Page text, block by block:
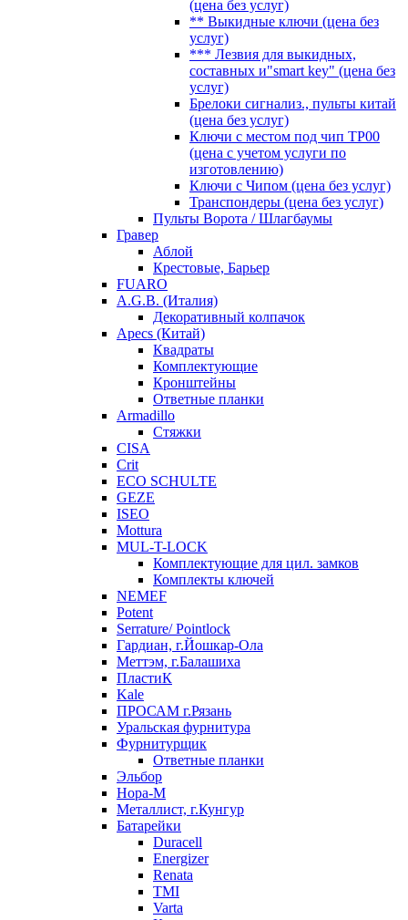
(цена без услуг)
** Выкидные ключи (цена без
услуг)
*** Лезвия для выкидных,
составных и"smart key" (цена без
услуг)
Брелоки сигнализ., пульты китай
(цена без услуг)
Ключи с местом под чип TP00
(цена с учетом услуги по
изготовлению)
Ключи с Чипом (цена без услуг)
Транспондеры (цена без услуг)
Пульты Ворота / Шлагбаумы
Гравер
Аблой
Крестовые, Барьер
FUARO
A.G.B. (Италия)
Декоративный колпачок
Apecs (Китай)
Квадраты
Комплектующие
Кронштейны
Ответные планки
Armadillo
Стяжки
CISA
Crit
ECO SCHULTE
GEZE
ISEO
Mottura
MUL-T-LOCK
Комплектующие для цил. замков
Комплекты ключей
NEMEF
Potent
Serrature/ Pointlock
Гардиан, г.Йошкар-Ола
Меттэм, г.Балашиха
ПластиК
Kale
ПРОСАМ г.Рязань
Уральская фурнитура
Фурнитурщик
Ответные планки
Эльбор
Нора-М
Металлист, г.Кунгур
Батарейки
Duracell
Energizer
Renata
TMI
Varta